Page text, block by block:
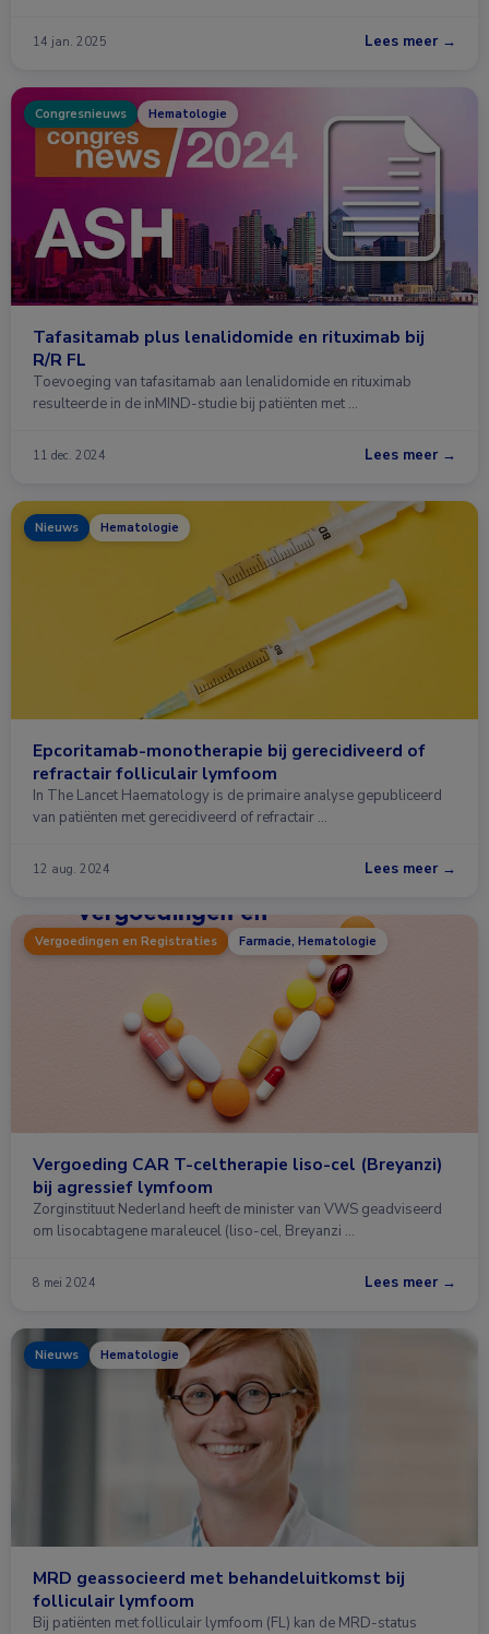
14 jan. 2025 Lees meer →
Congresnieuws Hematologie
Tafasitamab plus lenalidomide en rituximab bij
R/R FL
Toevoeging van tafasitamab aan lenalidomide en rituximab
resulteerde in de inMIND-studie bij patiënten met …
11 dec. 2024 Lees meer →
Nieuws Hematologie
Epcoritamab-monotherapie bij gerecidiveerd of
refractair folliculair lymfoom
In The Lancet Haematology is de primaire analyse gepubliceerd
van patiënten met gerecidiveerd of refractair …
12 aug. 2024 Lees meer →
Vergoedingen en Registraties Farmacie, Hematologie
Vergoeding CAR T-celtherapie liso-cel (Breyanzi)
bij agressief lymfoom
Zorginstituut Nederland heeft de minister van VWS geadviseerd
om lisocabtagene maraleucel (liso-cel, Breyanzi …
8 mei 2024 Lees meer →
Nieuws Hematologie
MRD geassocieerd met behandeluitkomst bij
folliculair lymfoom
Bij patiënten met folliculair lymfoom (FL) kan de MRD-status